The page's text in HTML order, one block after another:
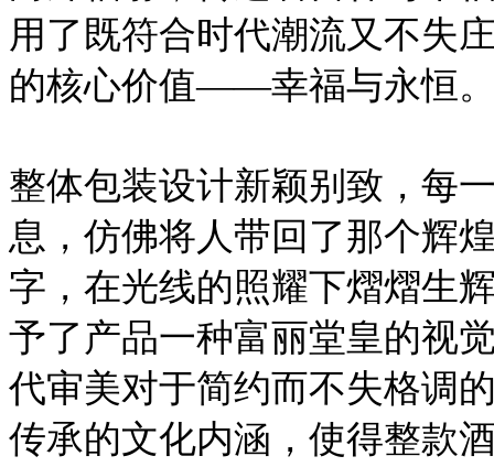
用了既符合时代潮流又不失
的核心价值——幸福与永恒
整体包装设计新颖别致，每
息，仿佛将人带回了那个辉
字，在光线的照耀下熠熠生
予了产品一种富丽堂皇的视
代审美对于简约而不失格调
传承的文化内涵，使得整款